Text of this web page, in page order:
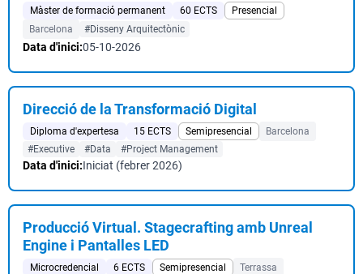
Màster de formació permanent 60 ECTS
Presencial
Barcelona
#Disseny Arquitectònic
Data d'inici:05-10-2026
Direcció de la Transformació Digital
Diploma d'expertesa 15 ECTS Semipresencial
Barcelona
#Executive
#Data #Project Management
Data d'inici:Iniciat (febrer 2026)
Producció Virtual. Stagecrafting amb Unreal
Engine i Pantalles LED
Microcredencial 6 ECTS Semipresencial
Terrassa